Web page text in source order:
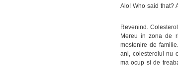
Alo! Who said that?
Revenind.
Mereu in zona de
mostenire de
ani, colesterolul nu
ma ocup si de